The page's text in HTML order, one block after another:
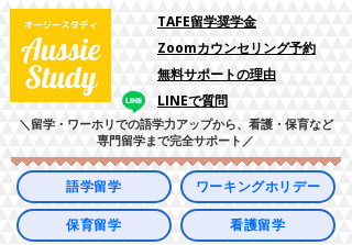
​TAFE留学奨学金
Zoomカウンセリング予約
​無料サポートの理由
LINEで質問
＼留学・ワーホリでの語学力アップから、看護・保育など
専門留学まで完全サポート／
語学留学
保育留学
ワーキングホリデー
看護留学